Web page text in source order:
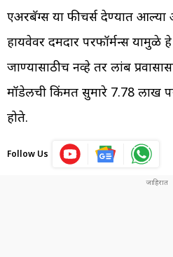
एअरबॅग्स या फीचर्स देण्यात आल्या
हायवेवर दमदार परफॉर्मन्स
जाण्यासाठीच नव्हे तर लांब
मॉडेलची किंमत सुमारे 7.78 लाख
होते.
Follow Us